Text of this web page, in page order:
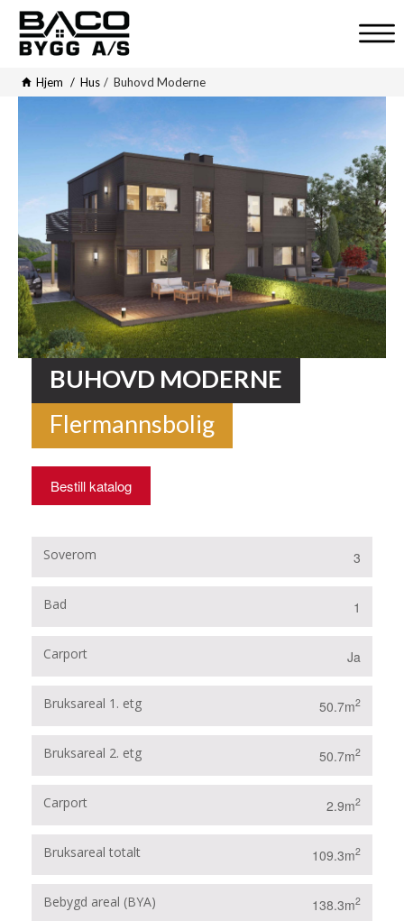
s
a
v
i
g
a
s
j
o
n
Hjem Hus Buhovd Moderne
BUHOVD MODERNE
Flermannsbolig
Bestill katalog
Soverom 3
Bad 1
Carport Ja
Bruksareal 1. etg 50.7m2
Bruksareal 2. etg 50.7m2
Carport 2.9m2
Bruksareal totalt 109.3m2
Bebygd areal (BYA) 138.3m2